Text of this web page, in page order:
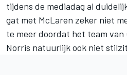
tijdens de mediadag al
gat met McLaren zeker niet
te meer doordat het team van
Norris natuurlijk ook niet